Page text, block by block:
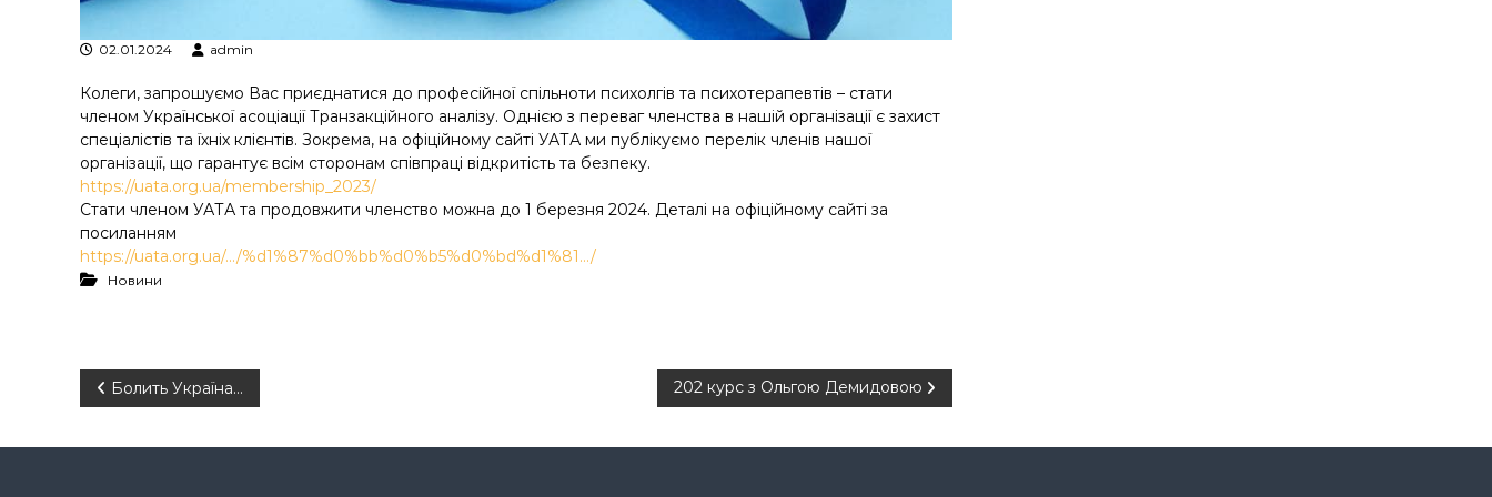
02.01.2024 admin
Колеги, запрошуємо Вас приєднатися до професійної спільноти психолгів та психотерапевтів – стати
членом Української асоціації Транзакційного аналізу. Однією з переваг членства в нашій організації є захист
спеціалістів та їхніх клієнтів. Зокрема, на офіційному сайті УАТА ми публікуємо перелік членів нашої
організації, що гарантує всім сторонам співпраці відкритість та безпеку.
https://uata.org.ua/membership_2023/
Стати членом УАТА та продовжити членство можна до 1 березня 2024. Деталі на офіційному сайті за
посиланням
https://uata.org.ua/…/%d1%87%d0%bb%d0%b5%d0%bd%d1%81…/
Новини
Н
а
Болить Україна… 202 курс з Ольгою Демидовою